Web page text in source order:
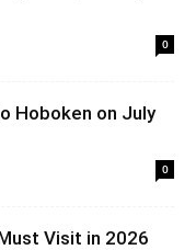
0
Hoboken on July
0
Visit in 2026